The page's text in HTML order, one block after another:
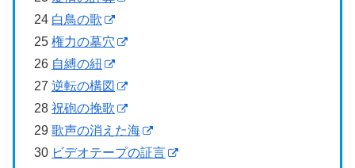
24 白鳥の歌
25 権力の墓穴
26 自縛の紐
27 逆転の構図
28 祝砲の挽歌
29 歌声の消えた海
30 ビデオテープの証言